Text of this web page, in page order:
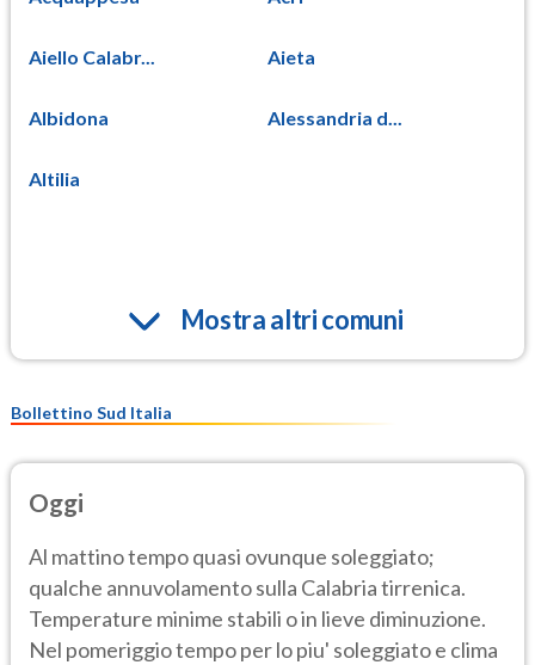
Aiello Calabr... Aieta
Albidona Alessandria d...
Altilia
Mostra altri comuni
Bollettino Sud Italia
Oggi
Al mattino tempo quasi ovunque soleggiato;
qualche annuvolamento sulla Calabria tirrenica.
Temperature minime stabili o in lieve diminuzione.
Nel pomeriggio tempo per lo piu' soleggiato e clima